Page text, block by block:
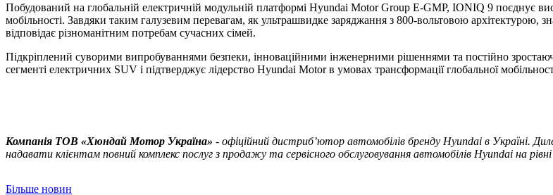
Побудований на глобальній електричній модульній платформі Hyundai Motor Group E-GMP, IONIQ 9 поєднує
мобільності. Завдяки таким галузевим перевагам, як ультрашвидке заряджання з 800-вольтовою архітектурою,
відповідає різноманітним потребам сучасних сімей.
Підкріплений суворими випробуваннями безпеки, інноваційними інженерними рішеннями та постійно
сегменті електричних SUV і підтверджує лідерство Hyundai Motor в умовах трансформації глобальної
Компанія ТOВ «Хюндай Мотор Україна» - офіційний дистриб’ютор автомобілів бренду Hyundai в Україні.
надавати клієнтам повний комплекс послуг з продажу та сервісного обслуговування автомобілів Hyundai на
Більше новин